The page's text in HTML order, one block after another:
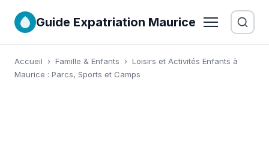
Guide Expatriation Maurice
Accueil › Famille & Enfants › Loisirs et Activités Enfants à
Maurice : Parcs, Sports et Camps